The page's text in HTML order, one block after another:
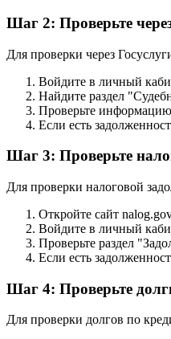
Шаг 2: Проверьте
Для проверки через
Войдите в личный
Найдите раздел
Проверьте
Если есть
Шаг 3: Проверьте
Для проверки налоговой
Откройте сайт
Войдите в личный
Проверьте раздел
Если есть
Шаг 4: Проверьте
Для проверки долгов по